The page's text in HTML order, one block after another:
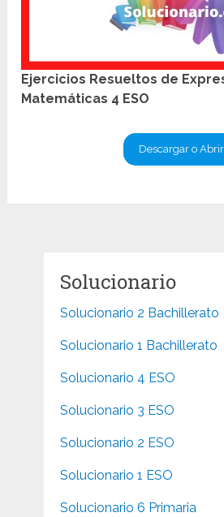
Ejercicios Resueltos de
Matemáticas 4 ESO
Descargar o Abrir
Solucionario
Solucionario 2 Bachillerato
Solucionario 1 Bachillerato
Solucionario 4 ESO
Solucionario 3 ESO
Solucionario 2 ESO
Solucionario 1 ESO
Solucionario 6 Primaria